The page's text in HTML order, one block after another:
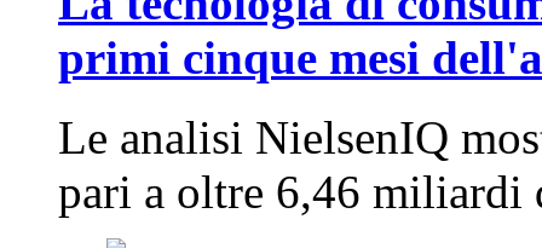
primi cinque mesi
Le analisi NielsenIQ
pari a oltre 6,46